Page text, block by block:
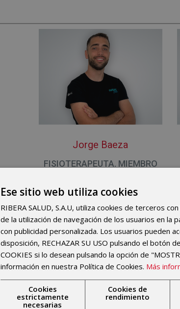
Jorge Baeza
FISIOTERAPEUTA. MIEMBRO
Pide cita con el equipo
Ese sitio web utiliza cookies
RIBERA SALUD, S.A.U, utiliza cookies de terceros
de la utilización de navegación de los usuarios en la
con publicidad personalizada. Los usuarios pueden
disposición, RECHAZAR SU USO pulsando el botón
COOKIES si lo desean pulsando la opción de
información en nuestra Política de Cookies. Más
Cookies
estrictamente
necesarias
Cookies de
rendimiento